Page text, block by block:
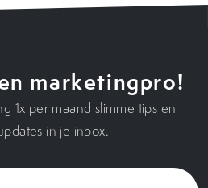
marketingpro!
1x per maand slimme tips en
in je inbox.